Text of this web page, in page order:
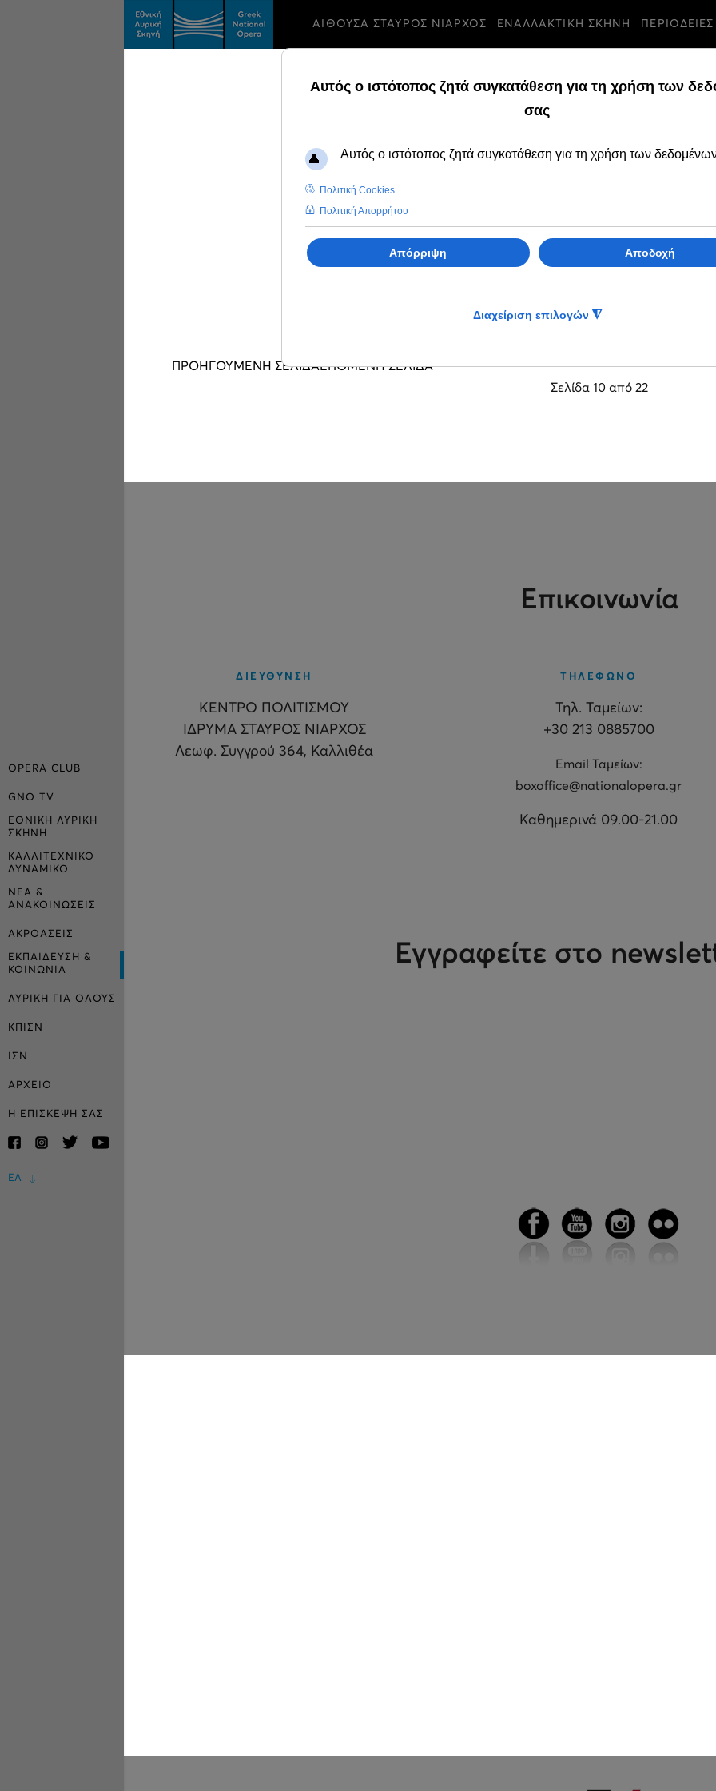
OPERA CLUB
GNO TV
ΕΘΝΙΚΗ ΛΥΡΙΚΗ
ΣΚΗΝΗ
ΚΑΛΛΙΤΕΧΝΙΚΟ
ΔΥΝΑΜΙΚΟ
ΝΕΑ &
ΑΝΑΚΟΙΝΩΣΕΙΣ
ΑΚΡΟΑΣΕΙΣ
ΕΚΠΑΙΔΕΥΣΗ &
ΚΟΙΝΩΝΙΑ
ΛΥΡΙΚΗ ΓΙΑ ΟΛΟΥΣ
ΚΠΙΣΝ
ΙΣΝ
ΑΡΧΕΙΟ
Η ΕΠΙΣΚΕΨΗ ΣΑΣ
ΕΛ
ΑΙΘΟΥΣΑ ΣΤΑΥΡΟΣ ΝΙΑΡΧΟΣ ΕΝΑΛΛΑΚΤΙΚΗ ΣΚΗΝΗ ΠΕΡΙΟΔΕΙΕΣ
ΠΡΟΗΓΟΥΜΕΝΗ ΣΕΛΙΔΑΕΠΟΜΕΝΗ ΣΕΛΙΔΑ
Σελίδα 10 από 22
Επικοινωνία
ΔΙΕΥΘΥΝΣΗ
ΚΕΝΤΡΟ ΠΟΛΙΤΙΣΜΟΥ
ΙΔΡΥΜΑ ΣΤΑΥΡΟΣ ΝΙΑΡΧΟΣ
Λεωφ. Συγγρού 364, Καλλιθέα
ΤΗΛΕΦΩΝΟ
Τηλ. Ταμείων:
+30 213 0885700
Εmail Ταμείων:
boxoffice@nationalopera.gr
Καθημερινά 09.00-21.00
Εγγραφείτε στο